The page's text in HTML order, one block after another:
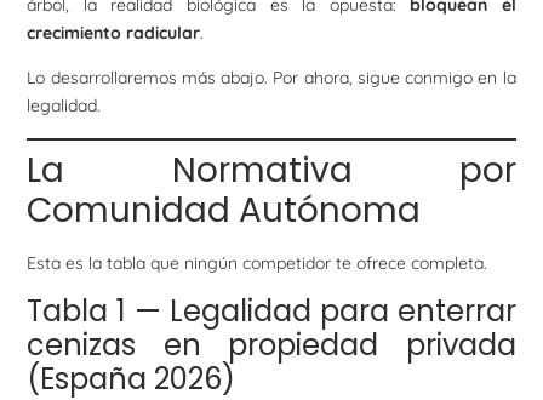
árbol, la realidad biológica es la opuesta: bloquean el
crecimiento radicular.
Lo desarrollaremos más abajo. Por ahora, sigue conmigo en la
legalidad.
La Normativa por
Comunidad Autónoma
Esta es la tabla que ningún competidor te ofrece completa.
Tabla 1 — Legalidad para enterrar
cenizas en propiedad privada
(España 2026)